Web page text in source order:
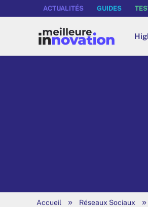
ACTUALITÉS GUIDES
Accueil » Réseaux Sociaux »